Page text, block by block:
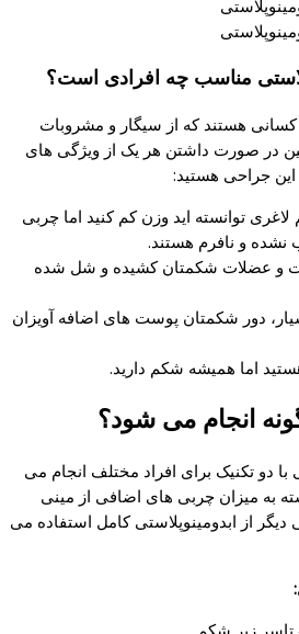
مناسب چه افرادی است؟
کسانی هستند که از سیگار و مشروبات
در صورت داشتن هر یک از ویژگی های
جراحی هستید:
توانسته اید وزن کم کنید اما چربی
و نافرم هستند.
و عضلات شکمتان کشیده و شل شده
دور شکمتان پوست های اضافه آویزان
اما همیشه شکم دارید.
انجام می شود؟
دو تکنیک برای افراد مختلف انجام می
به میزان چربی های اضافی از مینی
دیگر از ابدومینوپلاستی کامل استفاده می